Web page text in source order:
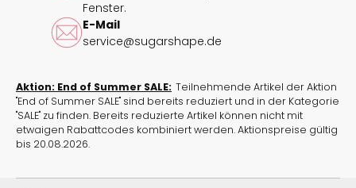
Fenster.
E-Mail
service@sugarshape.de
Aktion: End of Summer SALE: Teilnehmende Artikel der Aktion
"End of Summer SALE" sind bereits reduziert und in der Kategorie
"SALE" zu finden. Bereits reduzierte Artikel können nicht mit
etwaigen Rabattcodes kombiniert werden. Aktionspreise gültig
bis 20.08.2026.